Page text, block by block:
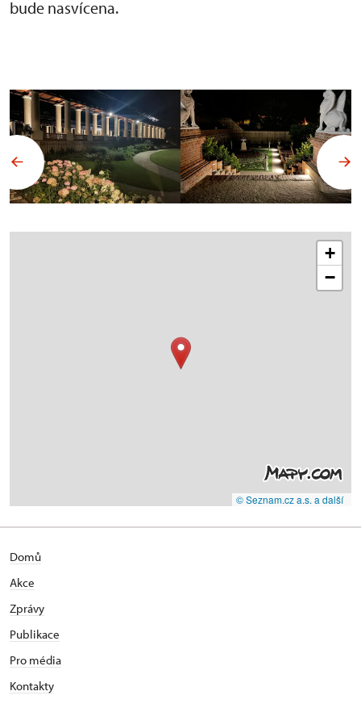
bude nasvícena.
+
−
© Seznam.cz a.s. a další
Domů
Akce
Zprávy
Publikace
Pro média
Kontakty